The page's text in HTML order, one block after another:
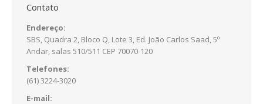
Contato
Endereço:
SBS, Quadra 2, Bloco Q, Lote 3, Ed. João Carlos Saad, 5º
Andar, salas 510/511 CEP 70070-120
Telefones:
(61) 3224-3020
E-mail: